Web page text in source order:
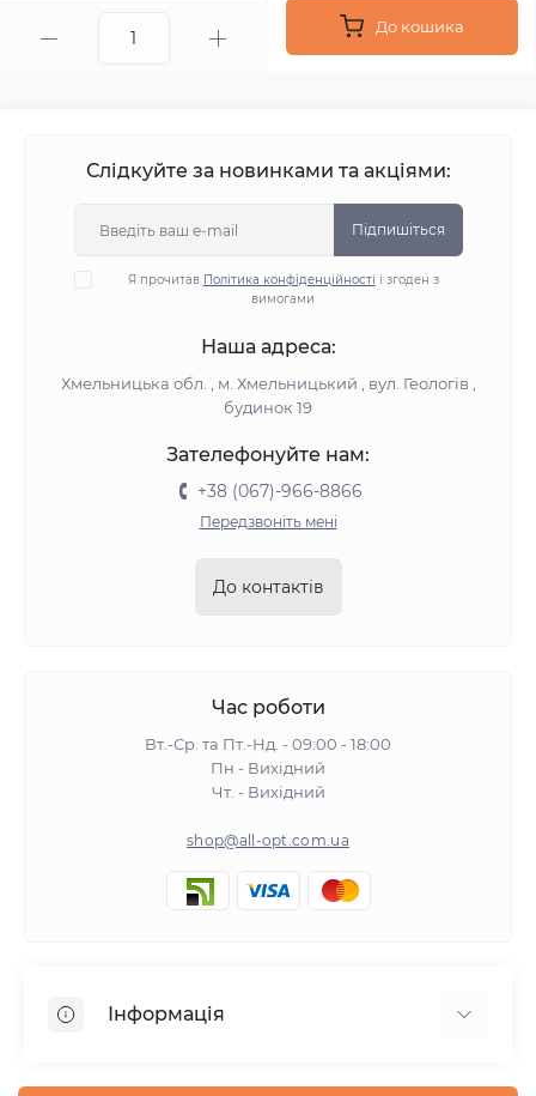
До кошика
Слідкуйте за новинками та акціями:
Підпишіться
Я прочитав Політика конфіденційності і згоден з
вимогами
Наша адреса:
Хмельницька обл. , м. Хмельницький , вул. Геологів ,
будинок 19
Зателефонуйте нам:
+38 (067)-966-8866
Передзвоніть мені
До контактів
Час роботи
Вт.-Ср. та Пт.-Нд. - 09:00 - 18:00
Пн - Вихідний
Чт. - Вихідний
shop@all-opt.com.ua
Інформація